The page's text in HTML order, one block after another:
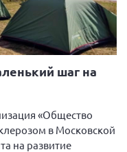
НКО
шаг на
«Общество
в Московской
на развитие